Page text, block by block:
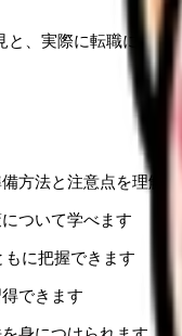
、実際に転職に成功
方法と注意点を理解で
ついて学べます
もに把握できます
できます